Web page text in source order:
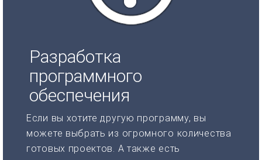
Разработка
программного
обеспечения
Если вы хотите другую программу, вы
можете выбрать из огромного количества
готовых проектов. А также есть